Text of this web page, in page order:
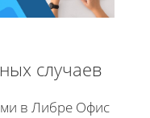
случаев
в Либре Офис